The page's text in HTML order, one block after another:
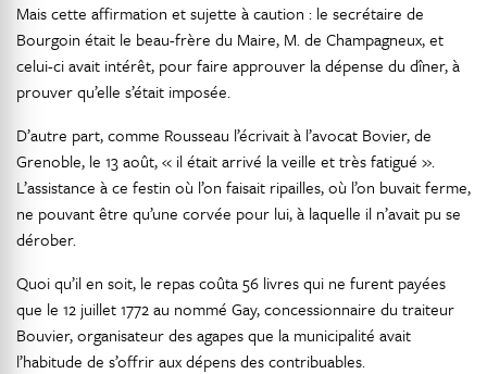
Mais cette affirmation et sujette à caution : le secrétaire de
Bourgoin était le beau-frère du Maire, M. de Champagneux, et
celui-ci avait intérêt, pour faire approuver la dépense du dîner, à
prouver qu’elle s’était imposée.
D’autre part, comme Rousseau l’écrivait à l’avocat Bovier, de
Grenoble, le 13 août, « il était arrivé la veille et très fatigué ».
L’assistance à ce festin où l’on faisait ripailles, où l’on buvait ferme,
ne pouvant être qu’une corvée pour lui, à laquelle il n’avait pu se
dérober.
Quoi qu’il en soit, le repas coûta 56 livres qui ne furent payées
que le 12 juillet 1772 au nommé Gay, concessionnaire du traiteur
Bouvier, organisateur des agapes que la municipalité avait
l’habitude de s’offrir aux dépens des contribuables.